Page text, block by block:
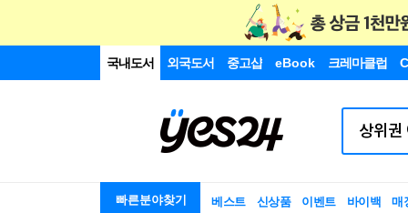
국내도서 외국도서 중고샵 eBook 크레마클럽
빠른분야찾기 베스트 신상품 이벤트 바이백 매